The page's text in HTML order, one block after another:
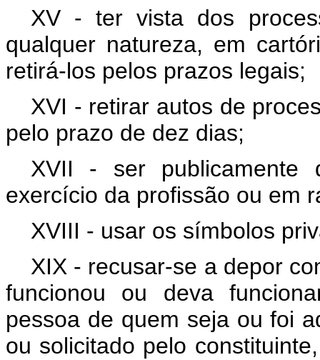
XV - ter vista dos
qualquer natureza, em
retirá-los pelos prazos legais;
XVI - retirar autos de
pelo prazo de dez dias;
XVII - ser publicamente
exercício da profissão ou em
XVIII - usar os símbolos
XIX - recusar-se a depor
funcionou ou deva
pessoa de quem seja ou foi
ou solicitado pelo